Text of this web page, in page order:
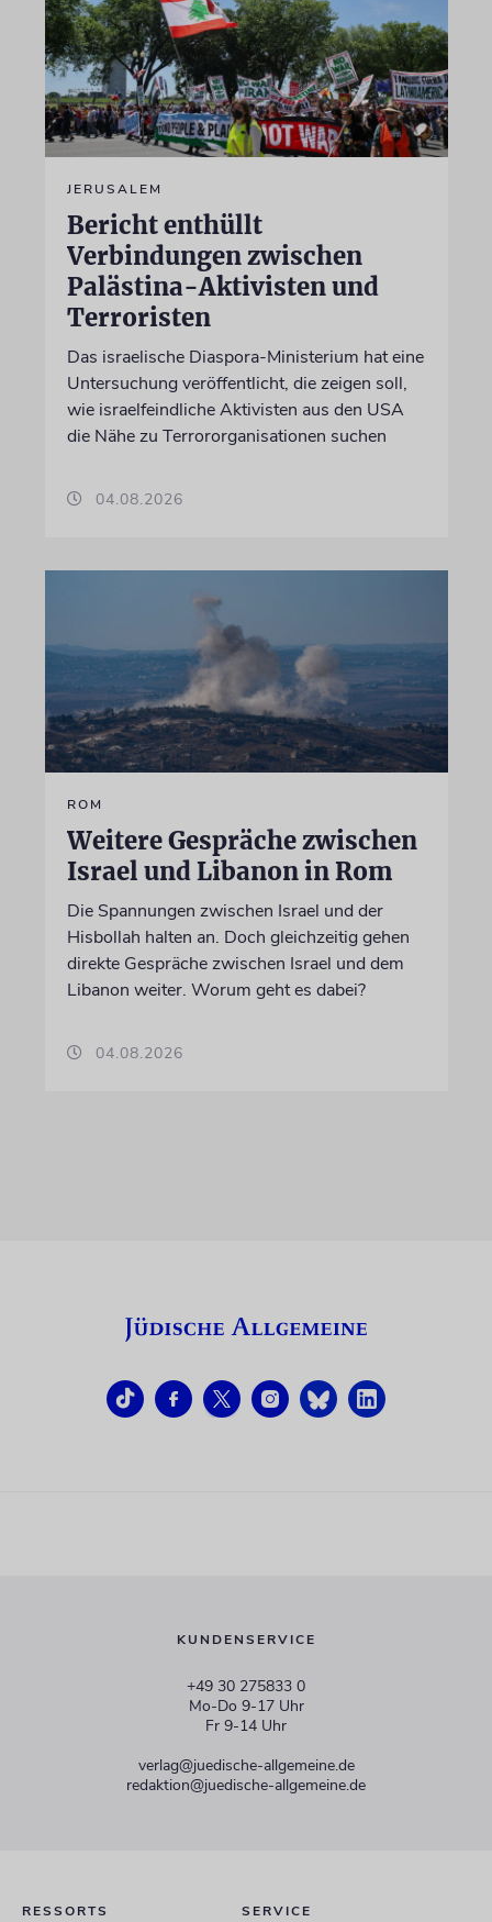
JERUSALEM
Bericht enthüllt
Verbindungen zwischen
Palästina-Aktivisten und
Terroristen
Das israelische Diaspora-Ministerium hat eine
Untersuchung veröffentlicht, die zeigen soll,
wie israelfeindliche Aktivisten aus den USA
die Nähe zu Terrororganisationen suchen
04.08.2026
ROM
Weitere Gespräche zwischen
Israel und Libanon in Rom
Die Spannungen zwischen Israel und der
Hisbollah halten an. Doch gleichzeitig gehen
direkte Gespräche zwischen Israel und dem
Libanon weiter. Worum geht es dabei?
04.08.2026
KUNDENSERVICE
+49 30 275833 0
Mo-Do 9-17 Uhr
Fr 9-14 Uhr
verlag@juedische-allgemeine.de
redaktion@juedische-allgemeine.de
RESSORTS SERVICE